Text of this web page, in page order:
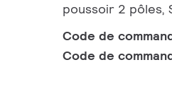
poussoir 2 pôles,
Code de
Code de